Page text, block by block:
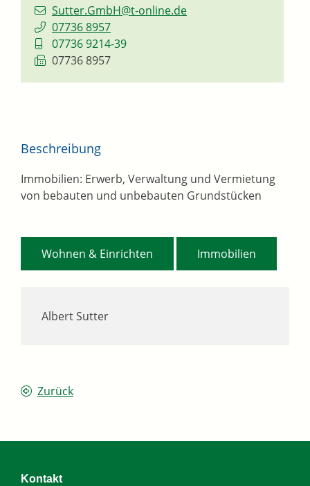
Sutter.GmbH@t-online.de
07736 8957
07736 9214-39
07736 8957
Albert Sutter
Beschreibung
Immobilien: Erwerb, Verwaltung und Vermietung
von bebauten und unbebauten Grundstücken
Wohnen & Einrichten Immobilien
Zurück
Kontakt